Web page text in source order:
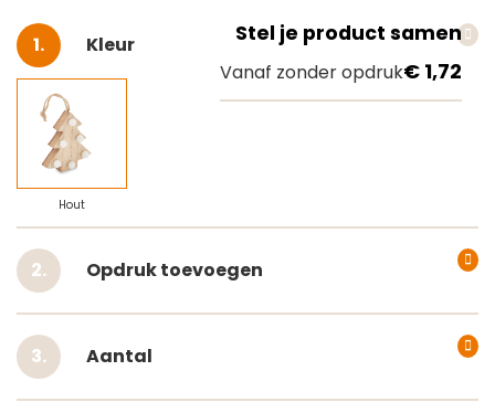
Stel je product samen
Vanaf zonder opdruk€ 1,72
Selecteer
Kleur
Hout
Opdruk toevoegen
Aantal